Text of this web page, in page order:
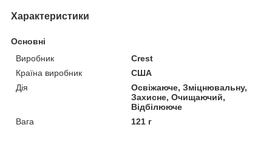
Характеристики
Основні
Виробник
Crest
Країна виробник
США
Дія
Освіжаюче, Зміцнювальну,
Захисне, Очищаючий,
Відбілююче
Вага
121 г